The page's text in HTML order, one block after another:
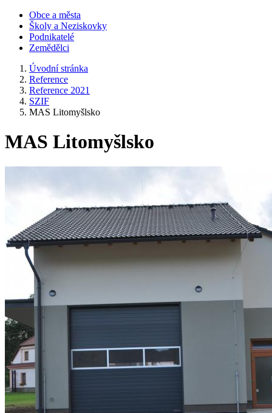
Obce a města
Školy a Neziskovky
Podnikatelé
Zemědělci
Úvodní stránka
Reference
Reference 2021
SZIF
MAS Litomyšlsko
MAS Litomyšlsko